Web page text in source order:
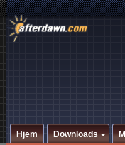
Hjem Downloads